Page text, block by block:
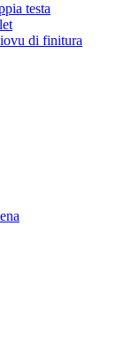
testa
di finitura